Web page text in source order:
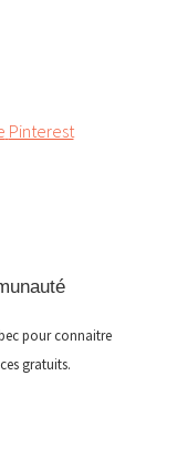
Pinterest
pour connaitre
gratuits.